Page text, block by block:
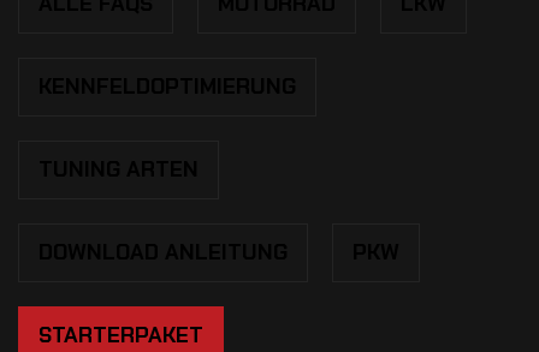
STARTERPAKET